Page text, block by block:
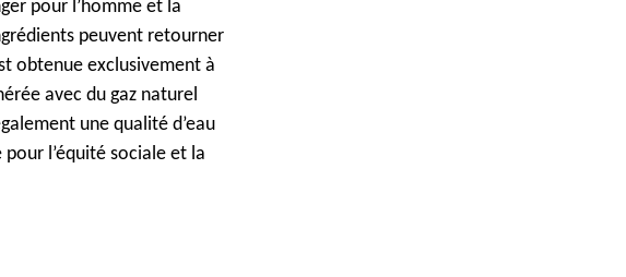
pour l’homme et la
peuvent retourner
obtenue exclusivement à
avec du gaz naturel
une qualité d’eau
l’équité sociale et la